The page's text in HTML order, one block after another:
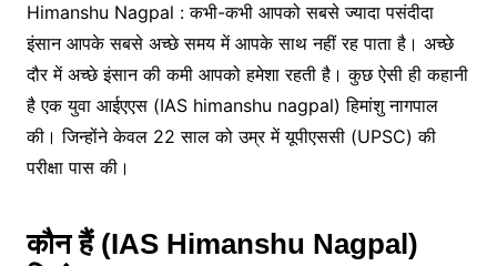
Himanshu Nagpal : कभी-कभी आपको सबसे ज्यादा पसंदीदा
इंसान आपके सबसे अच्छे समय में आपके साथ नहीं रह पाता है। अच्छे
दौर में अच्छे इंसान की कमी आपको हमेशा रहती है। कुछ ऐसी ही कहानी
है एक युवा आईएएस (IAS himanshu nagpal) हिमांशु नागपाल
की। जिन्होंने केवल 22 साल को उम्र में यूपीएससी (UPSC) की
परीक्षा पास की।
कौन हैं (IAS Himanshu Nagpal)